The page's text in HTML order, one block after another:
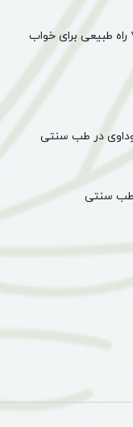
چرا با وجود خستگی نمی‌خوابیم؟ ۷ راه طبیعی برای خواب
در طب سنتی
طب سنتی